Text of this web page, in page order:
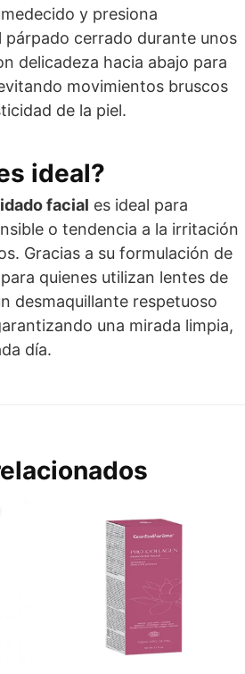
y presiona
párpado cerrado durante unos
delicadeza hacia abajo para
movimientos bruscos
de la piel.
ideal?
facial es ideal para
o tendencia a la irritación
Gracias a su formulación de
quienes utilizan lentes de
desmaquillante respetuoso
una mirada limpia,
día.